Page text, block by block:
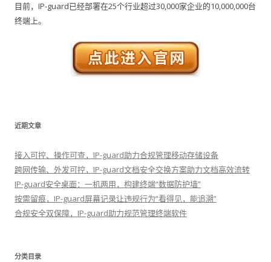
目前，IP-guard已经部署在25个行业超过30,000家企业的10,000,000台
终端上。
近期文章
接入可控、操作可查，IP-guard助力合规管理移动存储设备
跨网传输、外发可控，IP-guard文档安全交换方案助力文档高效流转
IP-guard安全桌面：一机两用，构建终端“数据防护墙”
按需留痕，IP-guard屏幕记录让违规行为“看得见，能追溯”
合规安全双保障，IP-guard助力规范管理终端软件
分类目录